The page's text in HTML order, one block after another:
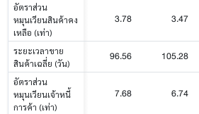
อัตราส่วน
หมุนเวียนสินค้าคง
เหลือ (เท่า)
3.78 3.47
ระยะเวลาขาย
สินค้าเฉลี่ย (วัน)
96.56 105.28
อัตราส่วน
หมุนเวียนเจ้าหนี้
การค้า (เท่า)
7.68 6.74